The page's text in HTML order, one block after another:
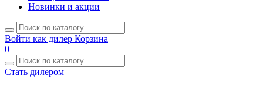
Новинки и акции
Войти как дилер Корзина
0
Стать дилером